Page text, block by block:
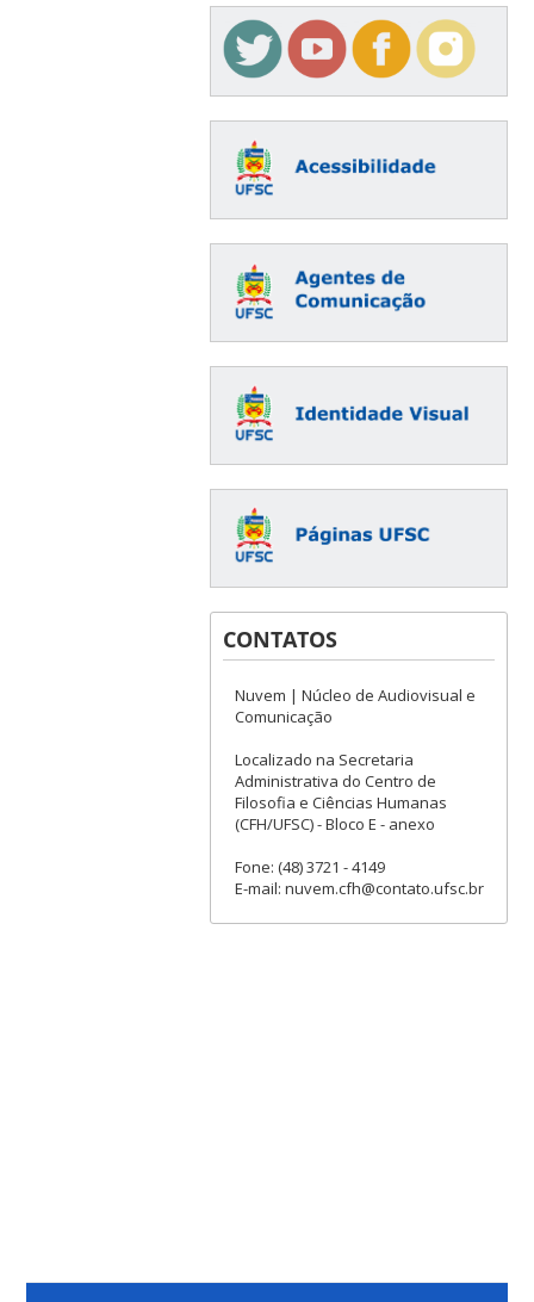
CONTATOS
Nuvem | Núcleo de Audiovisual e
Comunicação
Localizado na Secretaria
Administrativa do Centro de
Filosofia e Ciências Humanas
(CFH/UFSC) - Bloco E - anexo
Fone: (48) 3721 - 4149
E-mail: nuvem.cfh@contato.ufsc.br